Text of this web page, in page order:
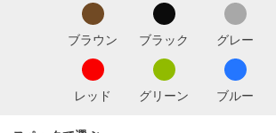
ブラウン ブラック グレー
レッド グリーン ブルー